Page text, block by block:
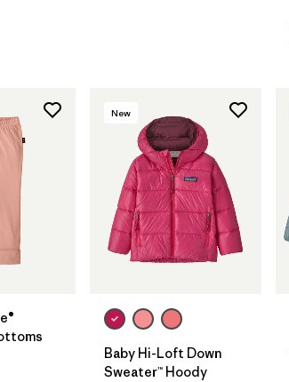
New
Baby Hi-Loft Down
Sweater™ Hoody